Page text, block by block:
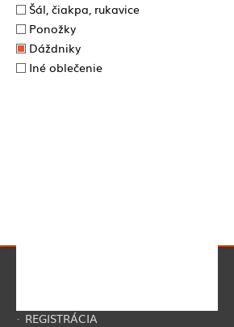
Šál, čiakpa, rukavice
Ponožky
Dáždniky
Iné oblečenie
· REGISTRÁCIA